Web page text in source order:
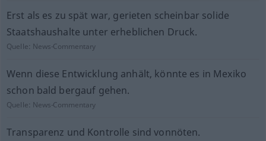
Erst als es zu spät war, gerieten scheinbar solide
Staatshaushalte unter erheblichen Druck.
Quelle: News-Commentary
Wenn diese Entwicklung anhält, könnte es in Mexiko
schon bald bergauf gehen.
Quelle: News-Commentary
Transparenz und Kontrolle sind vonnöten.